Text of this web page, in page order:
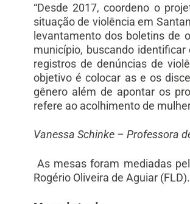
“Desde 2017, coordeno o
situação de violência em
levantamento dos boletins de
município, buscando
registros de denúncias de
objetivo é colocar as e os
gênero além de apontar os
refere ao acolhimento de
Vanessa Schinke – Professora
As mesas foram mediadas
Rogério Oliveira de Aguiar